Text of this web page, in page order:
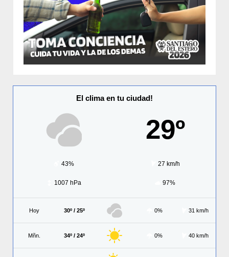
El clima en tu ciudad!
29º
43% 27 km/h
1007 hPa 97%
Hoy 30º / 25º 0% 31 km/h
Mñn. 34º / 24º 0% 40 km/h